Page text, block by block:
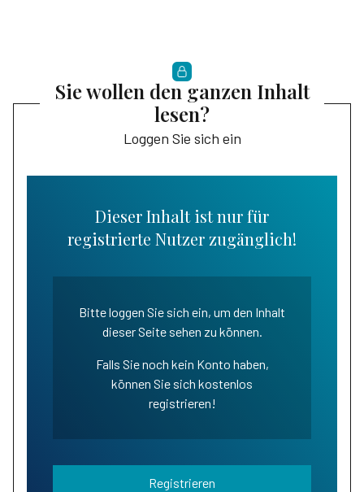
Sie wollen den ganzen Inhalt
lesen?
Loggen Sie sich ein
Dieser Inhalt ist nur für
registrierte Nutzer zugänglich!
Bitte loggen Sie sich ein, um den Inhalt
dieser Seite sehen zu können.
Falls Sie noch kein Konto haben,
können Sie sich kostenlos
registrieren!
Registrieren